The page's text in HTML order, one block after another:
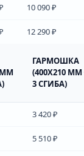
10 090 ₽
12 290 ₽
ММ
ГАРМОШКА
(400Х210 ММ
3 СГИБА)
3 420 ₽
5 510 ₽